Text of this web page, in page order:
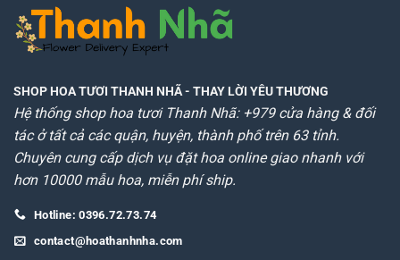
SHOP HOA TƯƠI THANH NHÃ- THAY LỜI YÊU THƯƠNG
Hệ thống shop hoa tươi Thanh Nhã: +979 cửa hàng & đối
tác ở tất cả các quận, huyện, thành phố trên 63 tỉnh.
Chuyên cung cấp dịch vụ đặt hoa online giao nhanh với
hơn 10000 mẫu hoa, miễn phí ship.
Hotline: 0396.72.73.74
contact@hoathanhnha.com